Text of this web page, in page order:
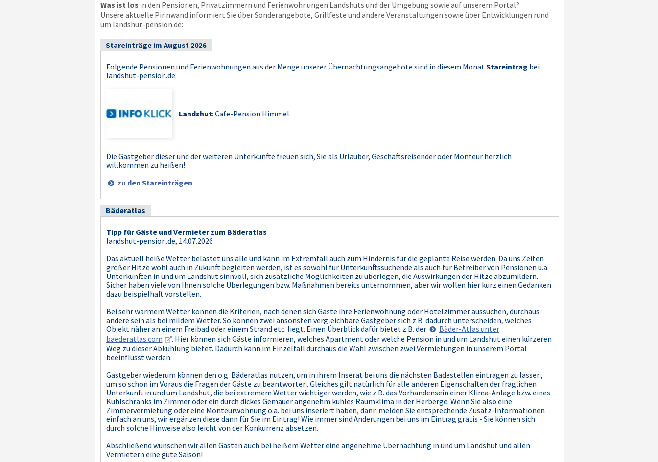
Was ist los in den Pensionen, Privatzimmern und Ferienwohnungen Landshuts und der Umgebung sowie auf unserem Portal?
Unsere aktuelle Pinnwand informiert Sie über Sonderangebote, Grillfeste und andere Veranstaltungen sowie über Entwicklungen rund
um landshut-pension.de:
Stareinträge im August 2026
Folgende Pensionen und Ferienwohnungen aus der Menge unserer Übernachtungsangebote sind in diesem MonatStareintrag bei
landshut-pension.de:
Landshut: Cafe-Pension Himmel
Die Gastgeber dieser und der weiteren Unterkünfte freuen sich, Sie als Urlauber, Geschäftsreisender oder Monteur herzlich
willkommen zu heißen!
zu den Stareinträgen
Bäderatlas
Tipp für Gäste und Vermieter zum Bäderatlas
landshut-pension.de, 14.07.2026
Das aktuell heiße Wetter belastet uns alle und kann im Extremfall auch zum Hindernis für die geplante Reise werden. Da uns Zeiten
großer Hitze wohl auch in Zukunft begleiten werden, ist es sowohl für Unterkunftssuchende als auch für Betreiber von Pensionen u.a.
Unterkünften in und um Landshut sinnvoll, sich zusätzliche Möglichkeiten zu überlegen, die Auswirkungen der Hitze abzumildern.
Sicher haben viele von Ihnen solche Überlegungen bzw. Maßnahmen bereits unternommen, aber wir wollen hier kurz einen Gedanken
dazu beispielhaft vorstellen.
Bei sehr warmem Wetter können die Kriterien, nach denen sich Gäste ihre Ferienwohnung oder Hotelzimmer aussuchen, durchaus
andere sein als bei mildem Wetter. So können zwei ansonsten vergleichbare Gastgeber sich z.B. dadurch unterscheiden, welches
Objekt näher an einem Freibad oder einem Strand etc. liegt. Einen Überblick dafür bietet z.B. der
Bäder-Atlas unter
baederatlas.com
. Hier können sich Gäste informieren, welches Apartment oder welche Pension in und um Landshut einen kürzeren
Weg zu dieser Abkühlung bietet. Dadurch kann im Einzelfall durchaus die Wahl zwischen zwei Vermietungen in unserem Portal
beeinflusst werden.
Gastgeber wiederum können den o.g. Bäderatlas nutzen, um in ihrem Inserat bei uns die nächsten Badestellen eintragen zu lassen,
um so schon im Voraus die Fragen der Gäste zu beantworten. Gleiches gilt natürlich für alle anderen Eigenschaften der fraglichen
Unterkunft in und um Landshut, die bei extremem Wetter wichtiger werden, wie z.B. das Vorhandensein einer Klima-Anlage bzw. eines
Kühlschranks im Zimmer oder ein durch dickes Gemäuer angenehm kühles Raumklima in der Herberge. Wenn Sie also eine
Zimmervermietung oder eine Monteurwohnung o.ä. bei uns inseriert haben, dann melden Sie entsprechende Zusatz-Informationen
einfach an uns, wir ergänzen diese dann für Sie im Eintrag! Wie immer sind Änderungen bei uns im Eintrag gratis - Sie können sich
durch solche Hinweise also leicht von der Konkurrenz absetzen.
Abschließend wünschen wir allen Gästen auch bei heißem Wetter eine angenehme Übernachtung in und um Landshut und allen
Vermietern eine gute Saison!